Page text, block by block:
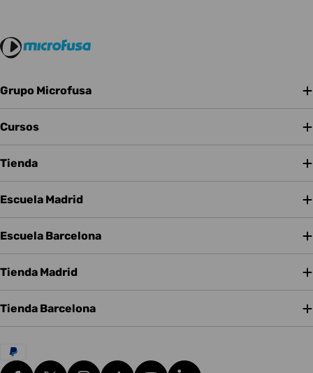
Grupo Microfusa
Cursos
Tienda
Escuela Madrid
Escuela Barcelona
Tienda Madrid
Tienda Barcelona
Métodos
de